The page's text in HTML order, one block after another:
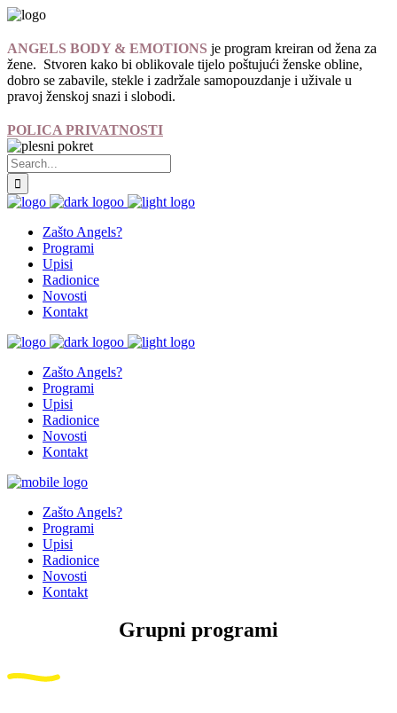
ANGELS BODY & EMOTIONS je program kreiran od žena za
žene. Stvoren kako bi oblikovale tijelo poštujući ženske obline,
dobro se zabavile, stekle i zadržale samopouzdanje i uživale u
pravoj ženskoj snazi i slobodi.
POLICA PRIVATNOSTI
Zašto Angels?
Programi
Upisi
Radionice
Novosti
Kontakt
Zašto Angels?
Programi
Upisi
Radionice
Novosti
Kontakt
Zašto Angels?
Programi
Upisi
Radionice
Novosti
Kontakt
Grupni programi